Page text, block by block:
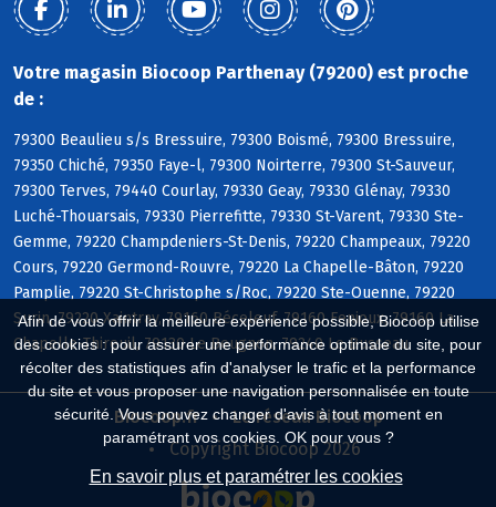
Afin de vous offrir la meilleure expérience possible, Biocoop utilise
des cookies : pour assurer une performance optimale du site, pour
récolter des statistiques afin d'analyser le trafic et la performance
du site et vous proposer une navigation personnalisée en toute
sécurité. Vous pouvez changer d'avis à tout moment en
paramétrant vos cookies. OK pour vous ?
En savoir plus et paramétrer les cookies
Votre magasin Biocoop Parthenay (79200) est proche
de :
79300 Beaulieu s/s Bressuire, 79300 Boismé, 79300 Bressuire,
79350 Chiché, 79350 Faye-l, 79300 Noirterre, 79300 St-Sauveur,
79300 Terves, 79440 Courlay, 79330 Geay, 79330 Glénay, 79330
Luché-Thouarsais, 79330 Pierrefitte, 79330 St-Varent, 79330 Ste-
Gemme, 79220 Champdeniers-St-Denis, 79220 Champeaux, 79220
Cours, 79220 Germond-Rouvre, 79220 La Chapelle-Bâton, 79220
Pamplie, 79220 St-Christophe s/Roc, 79220 Ste-Ouenne, 79220
Surin, 79220 Xaintray, 79160 Béceleuf, 79160 Fenioux, 79160 La
Chapelle-Thireuil, 79130 Le Beugnon, 79240 Le Busseau
Biocoop.fr
Le réseau Biocoop
Copyright Biocoop 2026